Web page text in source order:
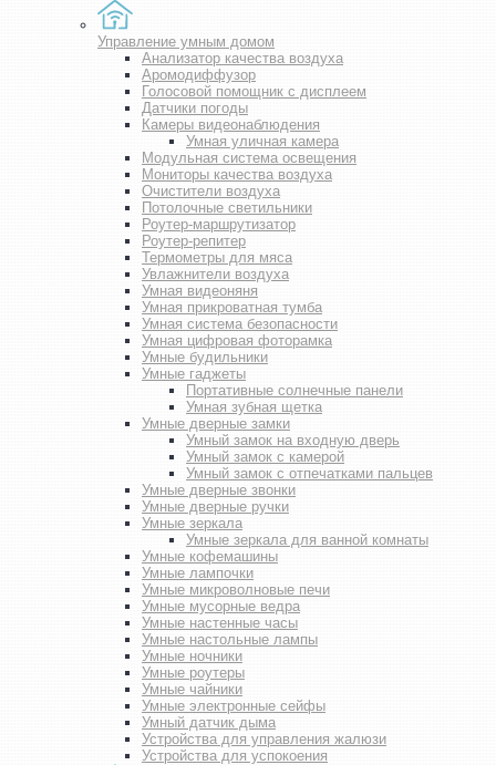
Управление умным домом
Анализатор качества воздуха
Аромодиффузор
Голосовой помощник с дисплеем
Датчики погоды
Камеры видеонаблюдения
Умная уличная камера
Модульная система освещения
Мониторы качества воздуха
Очистители воздуха
Потолочные светильники
Роутер-маршрутизатор
Роутер-репитер
Термометры для мяса
Увлажнители воздуха
Умная видеоняня
Умная прикроватная тумба
Умная система безопасности
Умная цифровая фоторамка
Умные будильники
Умные гаджеты
Портативные солнечные панели
Умная зубная щетка
Умные дверные замки
Умный замок на входную дверь
Умный замок с камерой
Умный замок с отпечатками пальцев
Умные дверные звонки
Умные дверные ручки
Умные зеркала
Умные зеркала для ванной комнаты
Умные кофемашины
Умные лампочки
Умные микроволновые печи
Умные мусорные ведра
Умные настенные часы
Умные настольные лампы
Умные ночники
Умные роутеры
Умные чайники
Умные электронные сейфы
Умный датчик дыма
Устройства для управления жалюзи
Устройства для успокоения